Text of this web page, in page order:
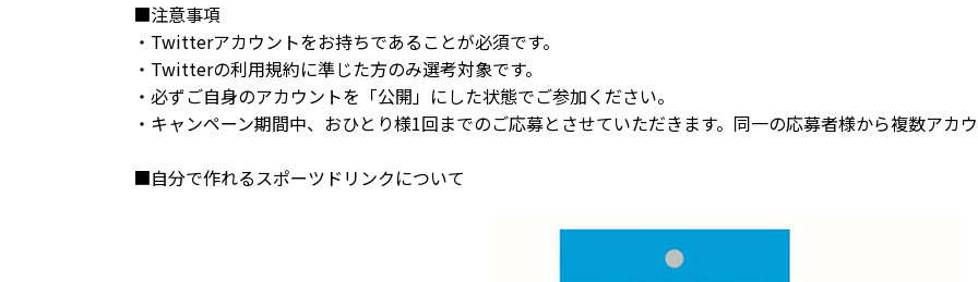
■注意事項
・Twitterアカウントをお持ちであることが必須です。
・Twitterの利用規約に準じた方のみ選考対象です。
・必ずご自身のアカウントを「公開」にした状態でご参加ください。
・キャンペーン期間中、おひとり様1回までのご応募とさせていただきます。同一の応募者様から複数アカ
■自分で作れるスポーツドリンクについて